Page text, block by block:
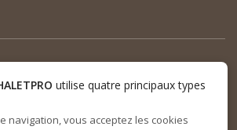
utilise quatre principaux types
navigation, vous acceptez les cookies